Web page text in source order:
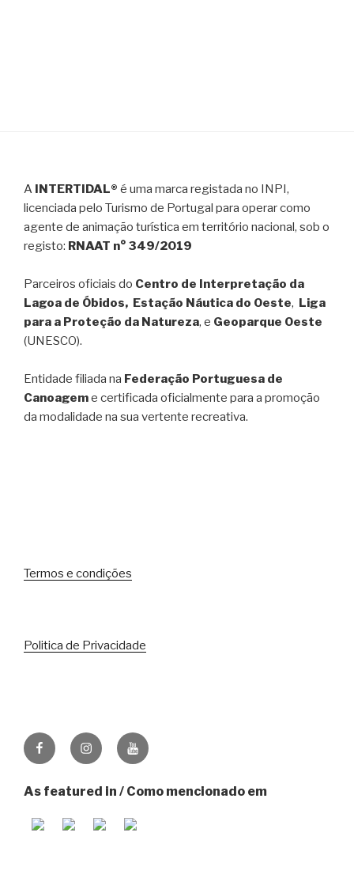
A INTERTIDAL® é uma marca registada no INPI,
licenciada pelo Turismo de Portugal para operar como
agente de animação turística em território nacional, sob o
registo: RNAAT n° 349/2019
Parceiros oficiais do Centro de Interpretação da
Lagoa de Óbidos, Estação Náutica do Oeste, Liga
para a Proteção da Natureza, e Geoparque Oeste
(UNESCO).
Entidade filiada na Federação Portuguesa de
Canoageme certificada oficialmente para a promoção
da modalidade na sua vertente recreativa.
Termos e condições
Politica de Privacidade
FacebookInstagramYoutube
As featured in / Como mencionado em